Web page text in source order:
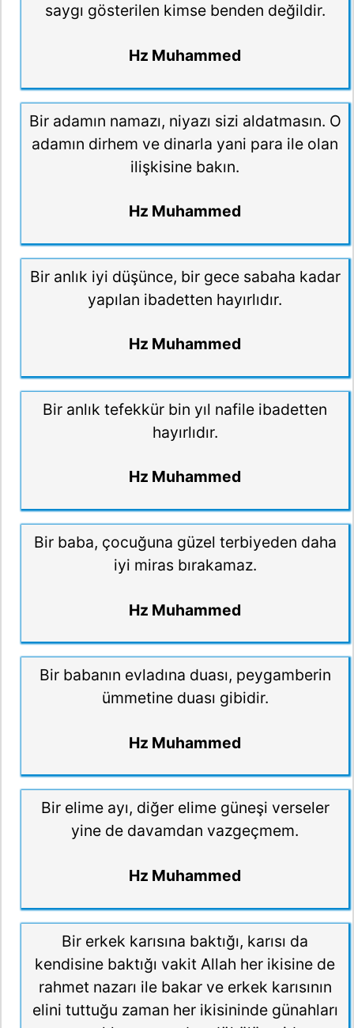
saygı gösterilen kimse benden değildir.
Hz Muhammed
Bir adamın namazı, niyazı sizi aldatmasın. O
adamın dirhem ve dinarla yani para ile olan
ilişkisine bakın.
Hz Muhammed
Bir anlık iyi düşünce, bir gece sabaha kadar
yapılan ibadetten hayırlıdır.
Hz Muhammed
Bir anlık tefekkür bin yıl nafile ibadetten
hayırlıdır.
Hz Muhammed
Bir baba, çocuğuna güzel terbiyeden daha
iyi miras bırakamaz.
Hz Muhammed
Bir babanın evladına duası, peygamberin
ümmetine duası gibidir.
Hz Muhammed
Bir elime ayı, diğer elime güneşi verseler
yine de davamdan vazgeçmem.
Hz Muhammed
Bir erkek karısına baktığı, karısı da
kendisine baktığı vakit Allah her ikisine de
rahmet nazarı ile bakar ve erkek karısının
elini tuttuğu zaman her ikisininde günahları